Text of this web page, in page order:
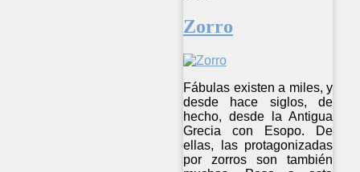
Zorro
Fábulas existen a miles, y
desde hace siglos, de
hecho, desde la Antigua
Grecia con Esopo. De
ellas, las protagonizadas
por zorros son también